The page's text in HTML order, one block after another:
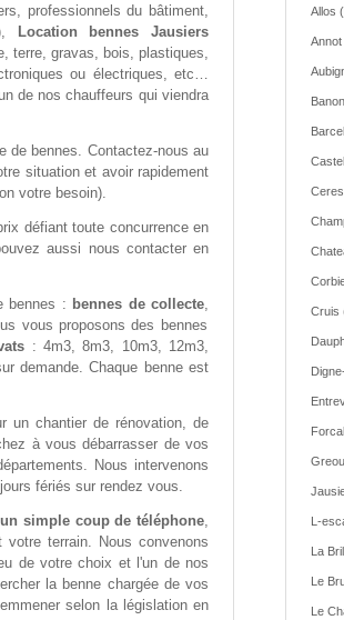
professionnels du bâtiment,
Location bennes Jausiers
terre, gravas, bois, plastiques,
ou électriques, etc…
de nos chauffeurs qui viendra
de bennes. Contactez-nous au
situation et avoir rapidement
votre besoin).
défiant toute concurrence en
aussi nous contacter en
bennes : bennes de collecte,
vous proposons des bennes
: 4m3, 8m3, 10m3, 12m3,
demande. Chaque benne est
un chantier de rénovation, de
à vous débarrasser de vos
Nous intervenons
fériés sur rendez vous.
simple coup de téléphone,
terrain. Nous convenons
de votre choix et l'un de nos
la benne chargée de vos
selon la législation en
Allos
Cruis
L-
La
Le
Le